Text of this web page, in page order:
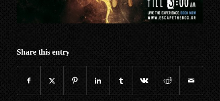
Share this entry